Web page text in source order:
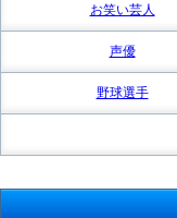
お笑い芸人
声優
野球選手